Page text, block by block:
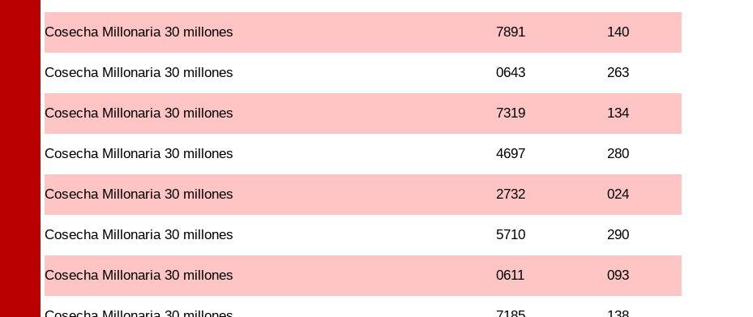
Cosecha Millonaria 30 millones 7891 140
Cosecha Millonaria 30 millones 0643 263
Cosecha Millonaria 30 millones 7319 134
Cosecha Millonaria 30 millones 4697 280
Cosecha Millonaria 30 millones 2732 024
Cosecha Millonaria 30 millones 5710 290
Cosecha Millonaria 30 millones 0611 093